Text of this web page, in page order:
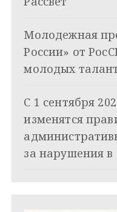
м
Молодежная
России» от
молодых
С 1 сентября
изменятся
за нарушения в